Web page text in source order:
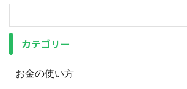
カテゴリー
お金の使い方